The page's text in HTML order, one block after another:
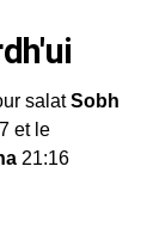
salatSobh
et le
21:16